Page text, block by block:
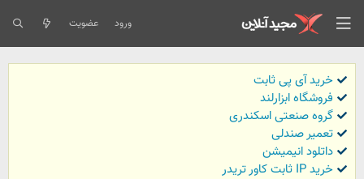
ورود عضویت
خرید آی پی ثابت
فروشگاه ابزارلند
گروه صنعتی اسکندری
تعمیر صندلی
داتلود انیمیشن
خرید IP ثابت کاور تریدر